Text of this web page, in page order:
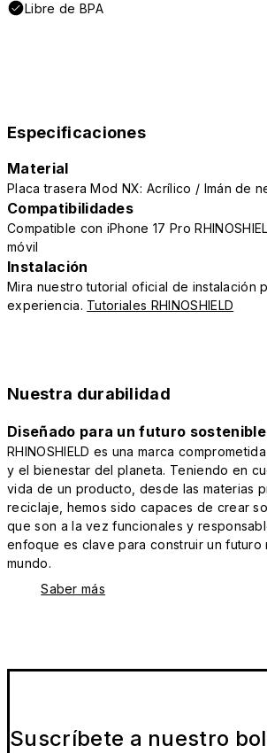
Libre de BPA
Especificaciones
Material
Placa trasera Mod NX: Acrílico / Imán de
Compatibilidades
Compatible con iPhone 17 Pro
móvil
Instalación
Mira nuestro tutorial oficial de instalación
experiencia. Tutoriales RHINOSHIELD
Nuestra durabilidad
Diseñado para un futuro sostenible
RHINOSHIELD es una marca
y el bienestar del planeta. Teniendo en
vida de un producto, desde las materias
reciclaje, hemos sido capaces de crear
que son a la vez funcionales y
enfoque es clave para construir un futuro
mundo.
Saber más
Suscríbete a nuestro